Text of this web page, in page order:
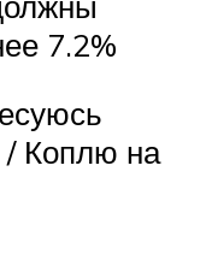
7.2%
/ Коплю на